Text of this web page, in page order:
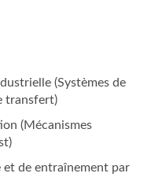
(Systèmes de
transfert)
(Mécanismes
et de entraînement par